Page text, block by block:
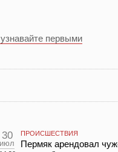
первыми
30
июл
ПРОИСШЕСТВИЯ
Пермяк арендовал